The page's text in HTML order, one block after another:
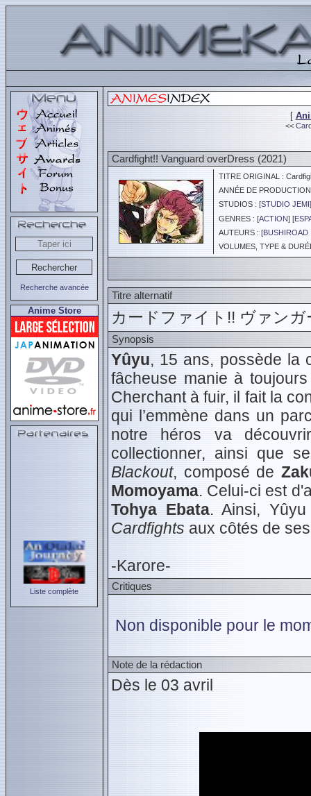
Recherche avancée
Anime Store
Liste complète
[
<<
Cardfight!! Vanguard overDress (2021)
TITRE ORIGINAL :
ANNÉE DE
STUDIOS : [STUDIO JEMI
GENRES : [ACTION] [
AUTEURS : [BUSHIROAD
VOLUMES, TYPE &
Titre alternatif
カードファイト!! ヴァン
Synopsis
Yûyu, 15 ans, possède la
fâcheuse manie à
Cherchant à fuir, il fait la
qui l’emmène dans un
notre héros va
collectionner, ainsi que
Blackout, composé de
Momoyama. Celui-ci est
Tohya Ebata. Ainsi,
Cardfights aux côtés de
-Karore-
Critiques
Non disponible pour le
Note de la rédaction
Dès le 03 avril